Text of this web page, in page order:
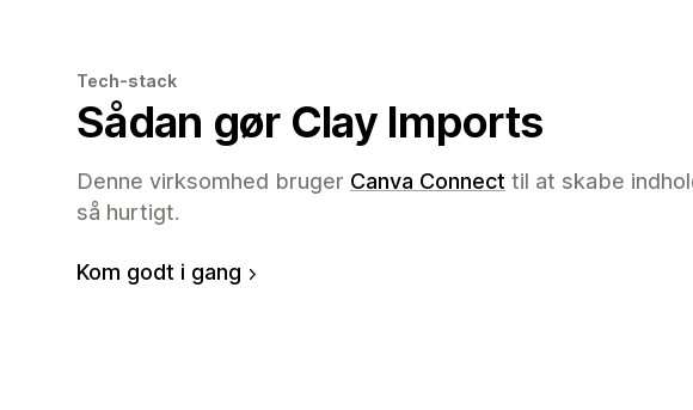
Tech-stack
Sådan gør Clay Imports
Denne virksomhed bruger Canva Connect til at skabe
så hurtigt.
Kom godt i gang